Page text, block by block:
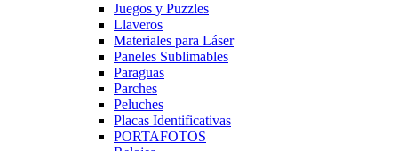
Juegos y Puzzles
Llaveros
Materiales para Láser
Paneles Sublimables
Paraguas
Parches
Peluches
Placas Identificativas
PORTAFOTOS